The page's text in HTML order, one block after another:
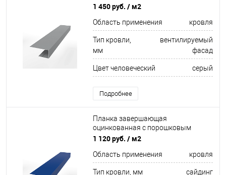
покрытием 0,45мм ширина более
1 450 руб. / м2
Область применения кровля
Тип кровли,
мм
вентилируемый
фасад
Цвет человеческий серый
Подробнее
Планка завершающая
оцинкованная с порошковым
покрытием 0,45мм ширина менее
1 120 руб. / м2
Область применения кровля
Тип кровли, мм сайдинг